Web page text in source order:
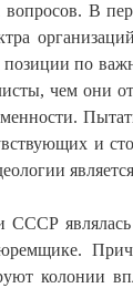
В
позиции по
чем они
и
колонии